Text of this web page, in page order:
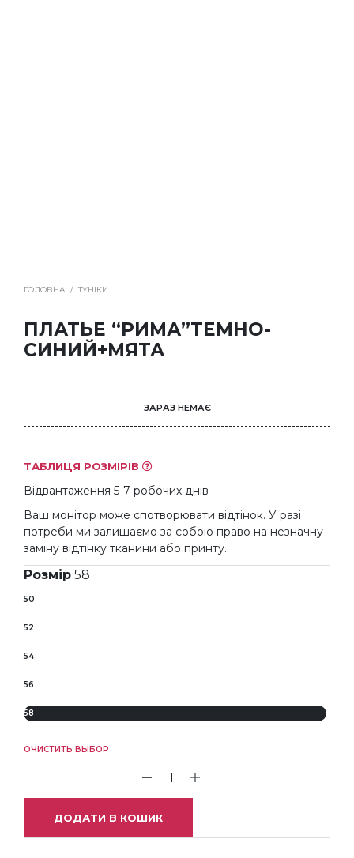
ГОЛОВНА / ТУНІКИ
ПЛАТЬЕ “РИМА”ТЕМНО-
СИНИЙ+МЯТА
ЗАРАЗ НЕМАЄ
ТАБЛИЦЯ РОЗМІРІВ
Відвантаження 5-7 робочих днів
Ваш монітор може спотворювати відтінок. У разі
потреби ми залишаємо за собою право на незначну
заміну відтінку тканини або принту.
Розмір 58
50
52
54
56
58
ОЧИСТИТЬ ВЫБОР
ДОДАТИ В КОШИК